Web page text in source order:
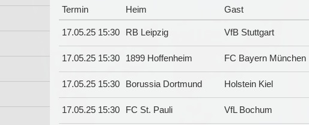
Termin Heim Gast
17.05.25 15:30 RB Leipzig VfB Stuttgart
17.05.25 15:30 1899 Hoffenheim FC Bayern München
17.05.25 15:30 Borussia Dortmund Holstein Kiel
17.05.25 15:30 FC St. Pauli VfL Bochum